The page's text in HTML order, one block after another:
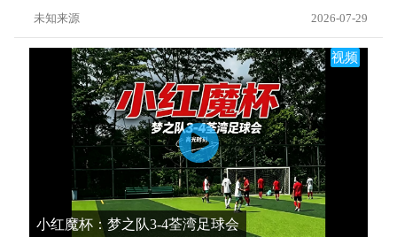
未知来源 2026-07-29
视频
小红魔杯：梦之队3-4荃湾足球会